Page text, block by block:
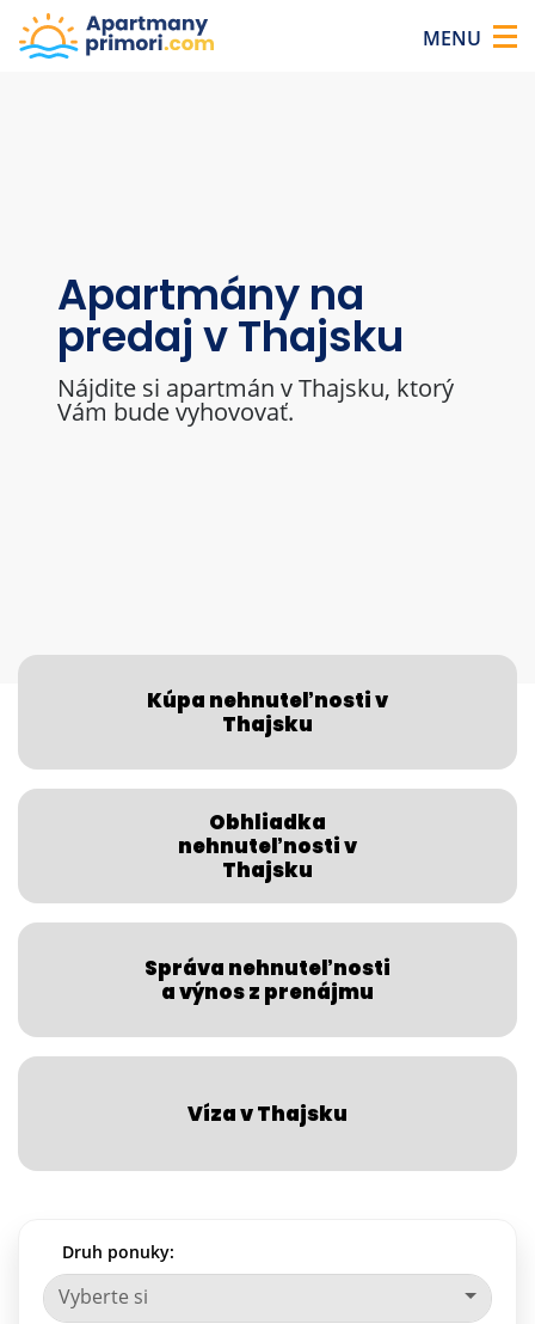
MENU×
Apartmány na
predaj v Thajsku
Nájdite si apartmán v Thajsku, ktorý
Vám bude vyhovovať.
Apartmány na
predaj v Thajsku
Nájdite si apartmán v Thajsku, ktorý
Vám bude vyhovovať.
Apartmány na
predaj v Thajsku
Nájdite si apartmán v Thajsku, ktorý
Vám bude vyhovovať.
Kúpa nehnuteľnosti v
Thajsku
Obhliadka
nehnuteľnosti v
Thajsku
Správa nehnuteľnosti
a výnos z prenájmu
Víza v Thajsku
Druh ponuky:
Vyberte si